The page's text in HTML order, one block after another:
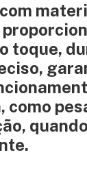
toque,
como